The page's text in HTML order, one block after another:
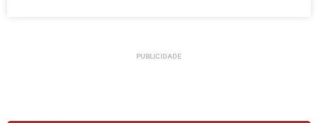
PUBLICIDADE